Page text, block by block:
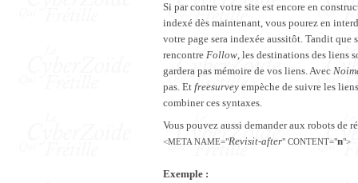
Si par contre votre site est encore en
indexé dès maintenant, vous pourez en
votre page sera indexée aussitôt. Tandit que
rencontre Follow, les destinations des liens
gardera pas mémoire de vos liens. Avec
pas. Et freesurvey empèche de suivre les
combiner ces syntaxes.
Vous pouvez aussi demander aux robots de
<META NAME="Revisit-after" CONTENT="n">
Exemple :